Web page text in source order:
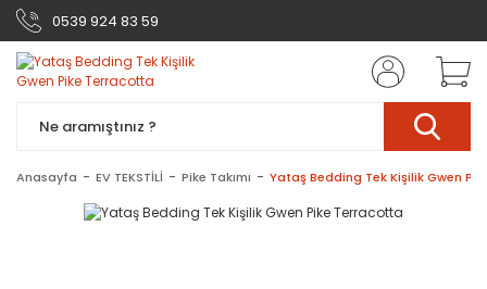
0539 924 83 59
Anasayfa EV TEKSTİLİ Pike Takımı Yataş Bedding Tek Kişilik Gwen